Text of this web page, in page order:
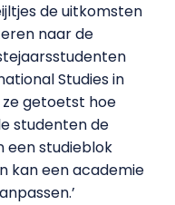
de uitkomsten
naar de
Studies in
getoetst hoe
studenten de
een studieblok
kan een academie